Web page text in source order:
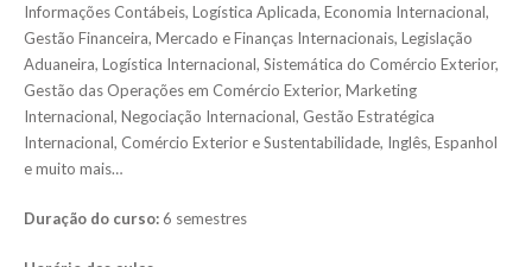
Informações Contábeis, Logística Aplicada, Economia Internacional,
Gestão Financeira, Mercado e Finanças Internacionais, Legislação
Aduaneira, Logística Internacional, Sistemática do Comércio Exterior,
Gestão das Operações em Comércio Exterior, Marketing
Internacional, Negociação Internacional, Gestão Estratégica
Internacional, Comércio Exterior e Sustentabilidade, Inglês, Espanhol
e muito mais…
Duração do curso: 6 semestres